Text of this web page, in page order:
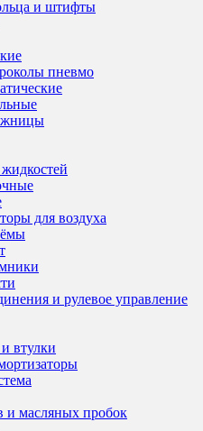
и штифты
пневмо
для воздуха
и рулевое управление
втулки
и масляных пробок